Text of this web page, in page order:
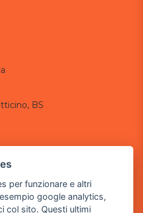
BS
per funzionare e altri
google analytics,
col sito. Questi ultimi